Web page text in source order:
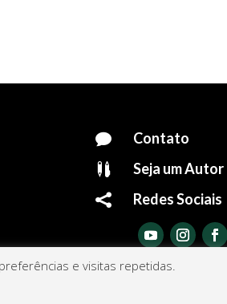
 Contato
 Seja um Autor
 Redes Sociais
e visitas repetidas.